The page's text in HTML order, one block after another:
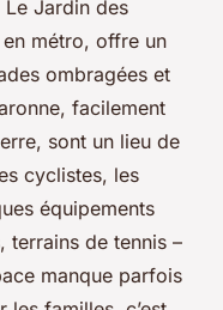
Jardin des
métro, offre un
ombragées et
facilement
sont un lieu de
cyclistes, les
équipements
terrains de tennis –
manque parfois